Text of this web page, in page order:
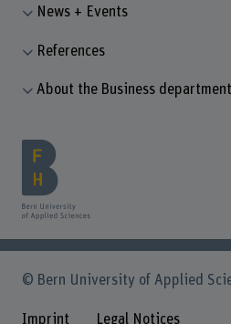
News + Events
References
About the Business department
© Bern University of Applied
Imprint Legal Notices